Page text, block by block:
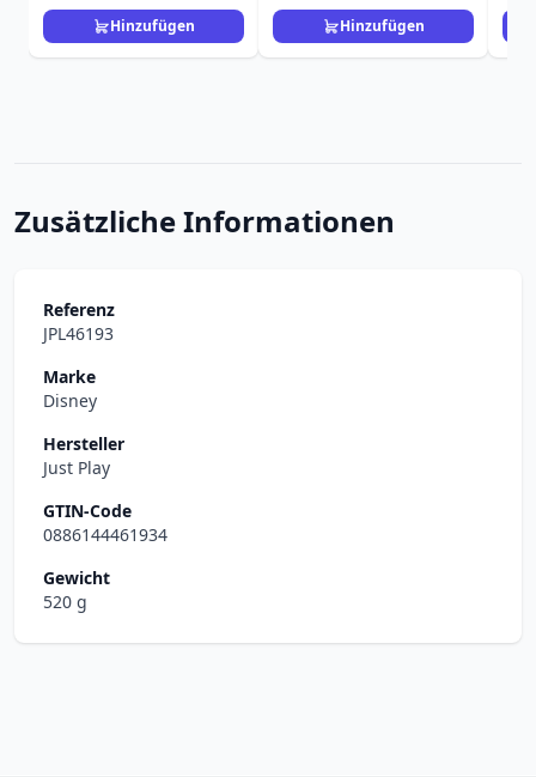
Hinzufügen Hinzufügen
Zusätzliche Informationen
Referenz
JPL46193
Marke
Disney
Hersteller
Just Play
GTIN-Code
0886144461934
Gewicht
520 g